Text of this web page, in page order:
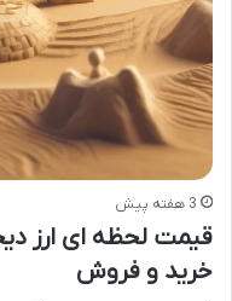
3 هفته پیش
خرید و فروش